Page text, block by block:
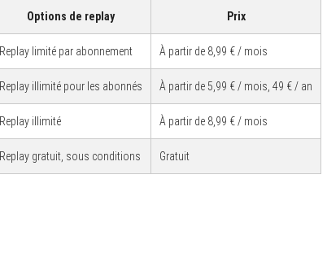
Options de replay Prix
Replay limité par abonnement À partir de 8,99 € / mois
Replay illimité pour les abonnés À partir de 5,99 € / mois, 49 € / an
Replay illimité À partir de 8,99 € / mois
Replay gratuit, sous conditions Gratuit